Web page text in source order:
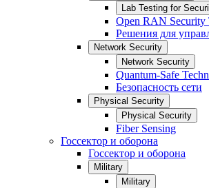
Lab Testing for
Open RAN Security
Решения для
Network Security
Network Security
Quantum-Safe
Безопасность сети
Physical Security
Physical Security
Fiber Sensing
Госсектор и оборона
Госсектор и оборона
Military
Military